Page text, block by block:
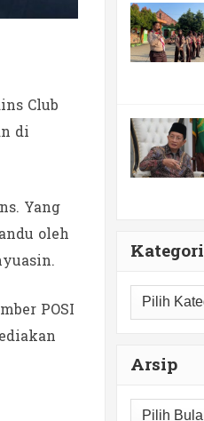
Club
di
Yang
oleh
POSI
Kategori
Kategori
Arsip
Arsip